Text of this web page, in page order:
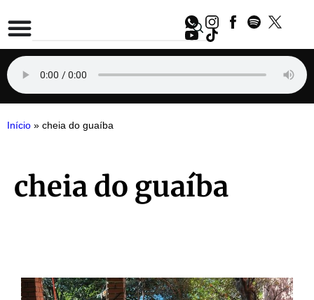
Início » cheia do guaíba
cheia do guaíba